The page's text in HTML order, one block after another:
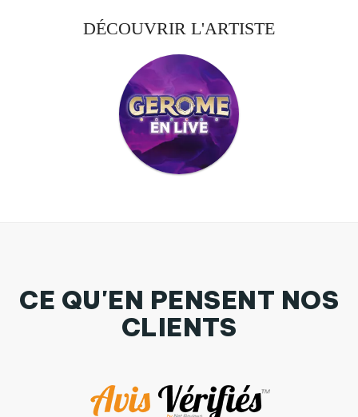
DÉCOUVRIR L'ARTISTE
CE QU'EN PENSENT NOS
CLIENTS